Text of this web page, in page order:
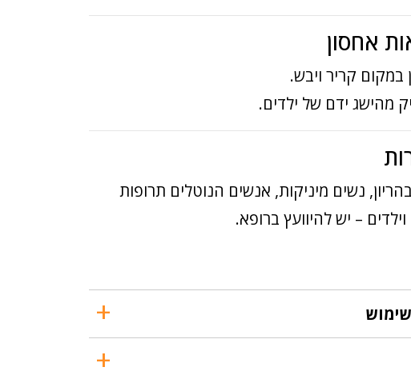
אחסון
במקום קריר ויבש.
מהישג ידם של ילדים.
נשים מיניקות, אנשים הנוטלים תרופות
– יש להיוועץ ברופא.